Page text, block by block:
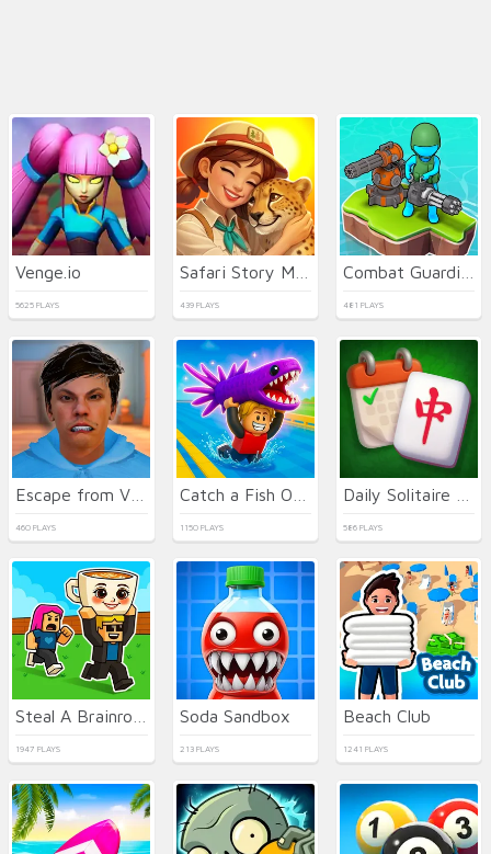
Venge.io
5625 PLAYS 439 PLAYS 481 PLAYS
460 PLAYS 1150 PLAYS 586 PLAYS
1947 PLAYS
Soda Sandbox
213 PLAYS
Beach Club
1241 PLAYS